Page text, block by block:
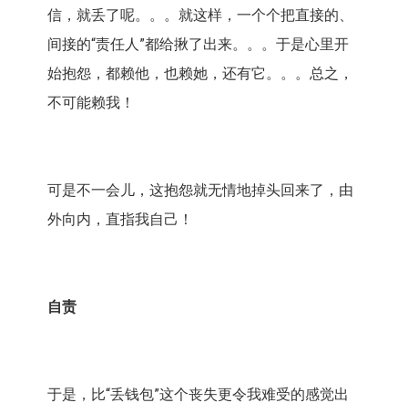
信，就丢了呢。。。就这样，一个个把直接的、
间接的“责任人”都给揪了出来。。。于是心里开
始抱怨，都赖他，也赖她，还有它。。。总之，
不可能赖我！
可是不一会儿，这抱怨就无情地掉头回来了，由
外向内，直指我自己！
自责
于是，比“丢钱包”这个丧失更令我难受的感觉出